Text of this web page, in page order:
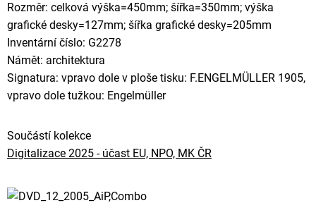
Rozměr: celková výška=450mm; šířka=350mm; výška
grafické desky=127mm; šířka grafické desky=205mm
Inventární číslo: G2278
Námět: architektura
Signatura: vpravo dole v ploše tisku: F.ENGELMÜLLER 1905,
vpravo dole tužkou: Engelmüller
Součástí kolekce
Digitalizace 2025 - účast EU, NPO, MK ČR